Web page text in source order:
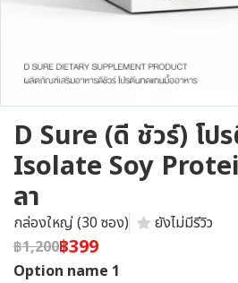
D Sure (ดี ชัวร์) โป
Isolate Soy
ลา
กล่องใหญ่ (30 ซอง)
ยังไม่มีรีวิว
฿1,200฿399
Option name 1